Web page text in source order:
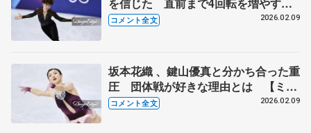
迷ったが…【ミラノ五輪団体男子フリ
コメント全文 2026.02.09
坂本花織 、鍵山優真と分かち合った重
圧 団体戦が好きな理由とは 【ミラ
ノ五輪団体女子フリー後】
コメント全文 2026.02.09